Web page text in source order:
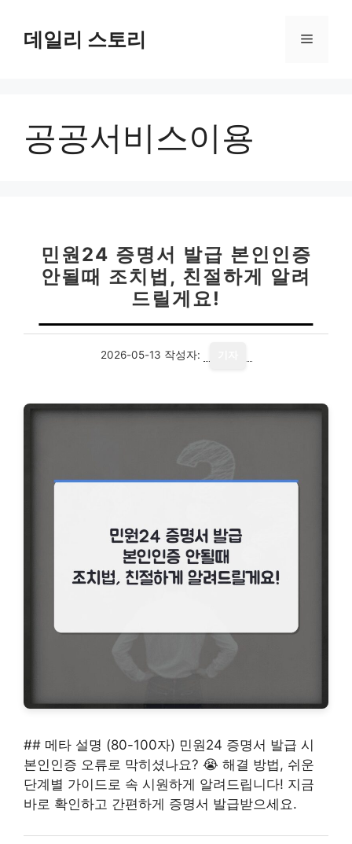
데일리 스토리 메
공공서비스이용
민원24 증명서 발급 본인인증
안될때 조치법, 친절하게 알려
드릴게요!
2026-05-13 작성자:
## 메타 설명 (80-100자) 민원24 증명서 발급 시
본인인증 오류로 막히셨나요? 😭 해결 방법, 쉬운
단계별 가이드로 속 시원하게 알려드립니다! 지금
바로 확인하고 간편하게 증명서 발급받으세요.